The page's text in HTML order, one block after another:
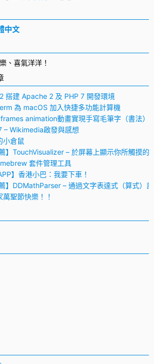
中文
搭建 Apache 2 及 PHP 7 開發環境
為 macOS 加入快捷多功能計算機
animation動畫實現手寫毛筆字（書法）
Wikimedia啟發與感想
小倉鼠
】TouchVisualizer – 於屏幕上顯示你所觸摸的
套件管理工具
】香港小巴：我要下車！
】DDMathParser – 通過文字表達式（算式）
聖節快樂！！